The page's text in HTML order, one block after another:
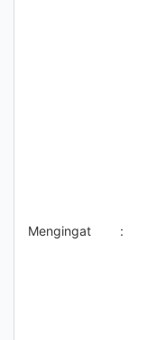
Mengingat :